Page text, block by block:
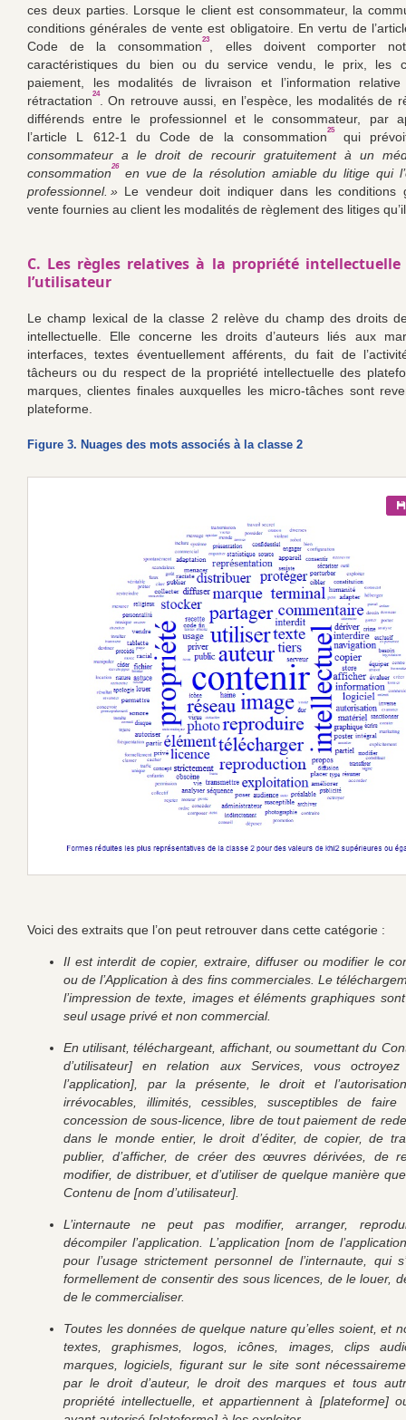
ces deux parties. Lorsque le client est consommateur, la
conditions générales de vente est obligatoire. En vertu de
Code de la consommation23
, elles doivent comporter
caractéristiques du bien ou du service vendu, le prix, les
paiement, les modalités de livraison et l’information
rétractation24. On retrouve aussi, en l’espèce, les modalités de
différends entre le professionnel et le consommateur, par
l’article L 612-1 du Code de la consommation25qui
consommateur a le droit de recourir gratuitement à un
consommation26
en vue de la résolution amiable du litige qui
professionnel. » Le vendeur doit indiquer dans les conditions
vente fournies au client les modalités de règlement des litiges
C. Les règles relatives à la propriété
l’utilisateur
Le champ lexical de la classe 2 relève du champ des droits
intellectuelle. Elle concerne les droits d’auteurs liés aux
interfaces, textes éventuellement afférents, du fait de
tâcheurs ou du respect de la propriété intellectuelle des
marques, clientes finales auxquelles les micro-tâches sont
plateforme.
Figure 3. Nuages des mots associés à la classe 2
Voici des extraits que l’on peut retrouver dans cette catégorie :
Il est interdit de copier, extraire, diffuser ou modifier le
ou de l’Application à des fins commerciales. Le
l’impression de texte, images et éléments graphiques
seul usage privé et non commercial.
En utilisant, téléchargeant, affichant, ou soumettant du
d’utilisateur] en relation aux Services, vous
l’application], par la présente, le droit et
irrévocables, illimités, cessibles, susceptibles de faire
concession de sous-licence, libre de tout paiement de
dans le monde entier, le droit d’éditer, de copier, de
publier, d’afficher, de créer des œuvres dérivées, de
modifier, de distribuer, et d’utiliser de quelque manière
Contenu de [nom d’utilisateur].
L’internaute ne peut pas modifier, arranger,
décompiler l’application. L’application [nom de
pour l’usage strictement personnel de l’internaute, qui
formellement de consentir des sous licences, de le louer,
de le commercialiser.
Toutes les données de quelque nature qu’elles soient, et
textes, graphismes, logos, icônes, images, clips
marques, logiciels, figurant sur le site sont
par le droit d’auteur, le droit des marques et tous
propriété intellectuelle, et appartiennent à [plateforme]